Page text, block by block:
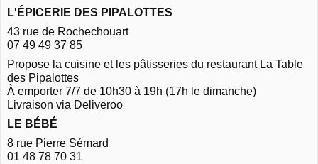
L'ÉPICERIE DES PIPALOTTES
43 rue de Rochechouart
07 49 49 37 85
Propose la cuisine et les pâtisseries du restaurant La Table
des Pipalottes
À emporter 7/7 de 10h30 à 19h (17h le dimanche)
Livraison via Deliveroo
LE BÉBÉ
8 rue Pierre Sémard
01 48 78 70 31